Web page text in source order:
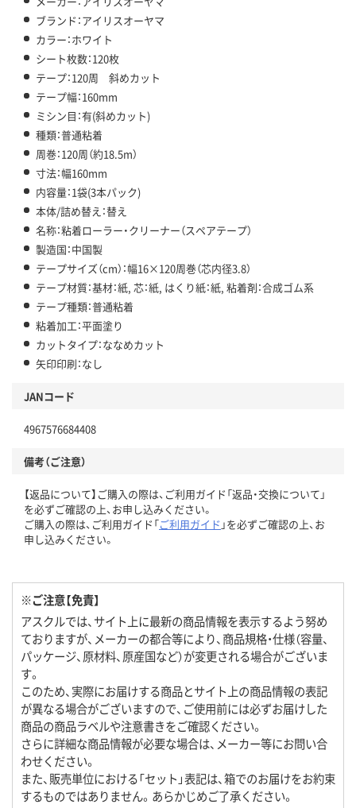
ブランド：アイリスオーヤマ
カラー：ホワイト
シート枚数：120枚
テープ：120周 斜めカット
テープ幅：160mm
ミシン目：有(斜めカット)
種類：普通粘着
周巻：120周（約18.5m）
寸法：幅160mm
内容量：1袋(3本パック)
本体/詰め替え：替え
名称：粘着ローラー・クリーナー（スペアテープ）
製造国：中国製
テープサイズ（cm）：幅16×120周巻（芯内径3.8）
テープ材質：基材：紙, 芯：紙, はくり紙：紙, 粘着剤：合成ゴム系
テープ種類：普通粘着
粘着加工：平面塗り
カットタイプ：ななめカット
矢印印刷：なし
JANコード
4967576684408
備考（ご注意）
【返品について】ご購入の際は、ご利用ガイド「返品・交換について」
を必ずご確認の上、お申し込みください。
ご購入の際は、ご利用ガイド「ご利用ガイド 」を必ずご確認の上、お
申し込みください。
※ご注意【免責】
アスクルでは、サイト上に最新の商品情報を表示するよう努め
ておりますが、メーカーの都合等により、商品規格・仕様（容量、
パッケージ、原材料、原産国など）が変更される場合がございま
す。
このため、実際にお届けする商品とサイト上の商品情報の表記
が異なる場合がございますので、ご使用前には必ずお届けした
商品の商品ラベルや注意書きをご確認ください。
さらに詳細な商品情報が必要な場合は、メーカー等にお問い合
わせください。
また、販売単位における「セット」表記は、箱でのお届けをお約束
するものではありません。あらかじめご了承ください。